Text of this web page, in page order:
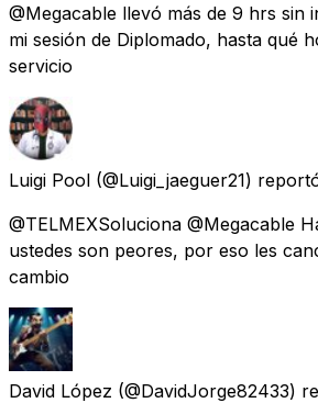
@Megacable llevó más de 9 hrs sin
mi sesión de Diplomado, hasta qué
servicio
Luigi Pool (@Luigi_jaeguer21)
@TELMEXSoluciona @Megacable
ustedes son peores, por eso les
cambio
David López (@DavidJorge82433)